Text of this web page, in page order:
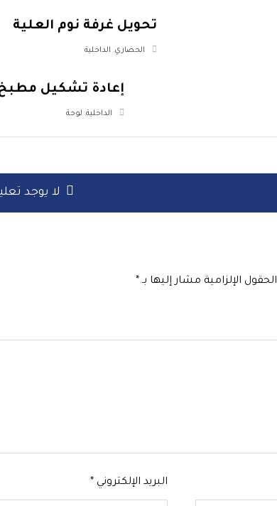
تحويل غرفة نوم العلية
الحضاري, الداخلية
إعادة تشكيل مطبخ
الداخلية, لوحة
لا يوجد
الحقول الإلزامية مشار إليها بـ*
البريد الإلكتروني *